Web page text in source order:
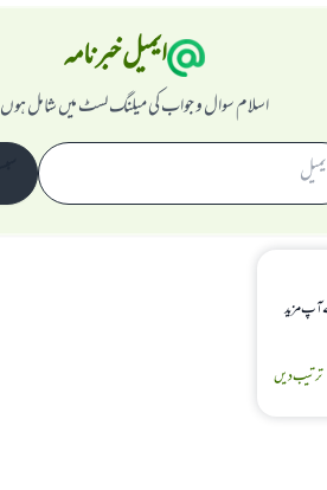
ایمیل خبرنامہ
اسلام سوال و جواب کی میلنگ لسٹ میں شامل ہوں
آپ مزید
ترتیب دیں